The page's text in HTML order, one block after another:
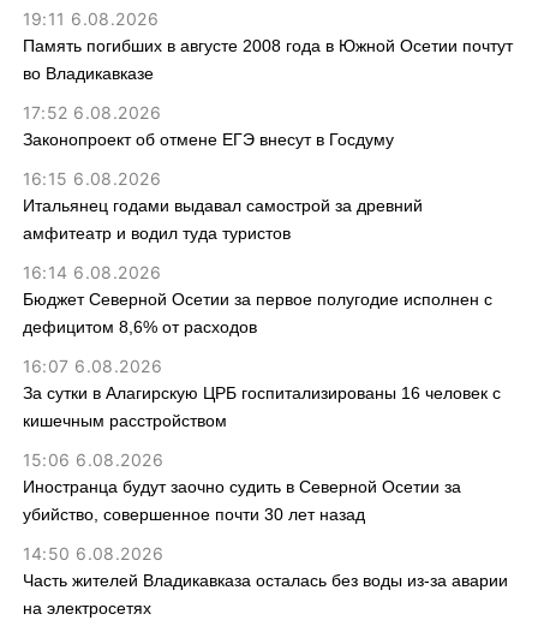
19:11 6.08.2026
Память погибших в августе 2008 года в Южной Осетии почтут
во Владикавказе
17:52 6.08.2026
Законопроект об отмене ЕГЭ внесут в Госдуму
16:15 6.08.2026
Итальянец годами выдавал самострой за древний
амфитеатр и водил туда туристов
16:14 6.08.2026
Бюджет Северной Осетии за первое полугодие исполнен с
дефицитом 8,6% от расходов
16:07 6.08.2026
За сутки в Алагирскую ЦРБ госпитализированы 16 человек с
кишечным расстройством
15:06 6.08.2026
Иностранца будут заочно судить в Северной Осетии за
убийство, совершенное почти 30 лет назад
14:50 6.08.2026
Часть жителей Владикавказа осталась без воды из-за аварии
на электросетях